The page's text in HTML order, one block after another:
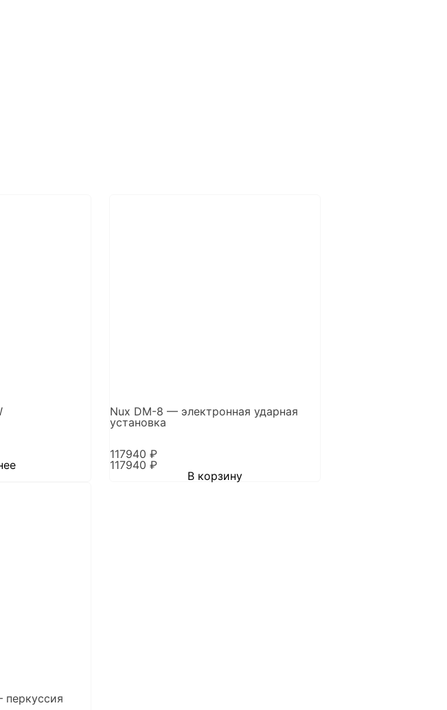
Nux DM-8 — электронная ударная
установка
117940 ₽
117940 ₽
В корзину
перкуссия